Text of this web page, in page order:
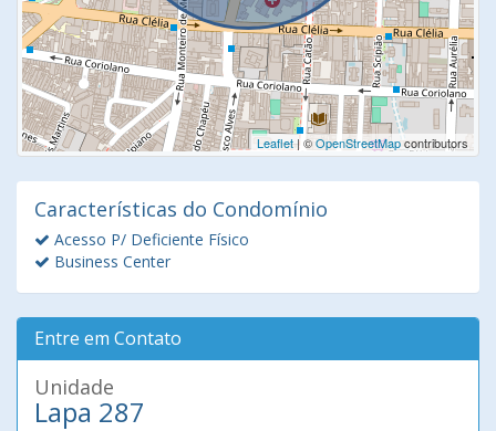
Leaflet| ©OpenStreetMapcontributors
Características do Condomínio
Acesso P/ Deficiente Físico
Business Center
Entre em Contato
Unidade
Lapa 287